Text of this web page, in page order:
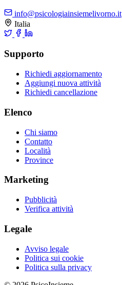
info@psicologiainsiemelivorno.it
Italia
Supporto
Richiedi aggiornamento
Aggiungi nuova attività
Richiedi cancellazione
Elenco
Chi siamo
Contatto
Località
Province
Marketing
Pubblicità
Verifica attività
Legale
Avviso legale
Politica sui cookie
Politica sulla privacy